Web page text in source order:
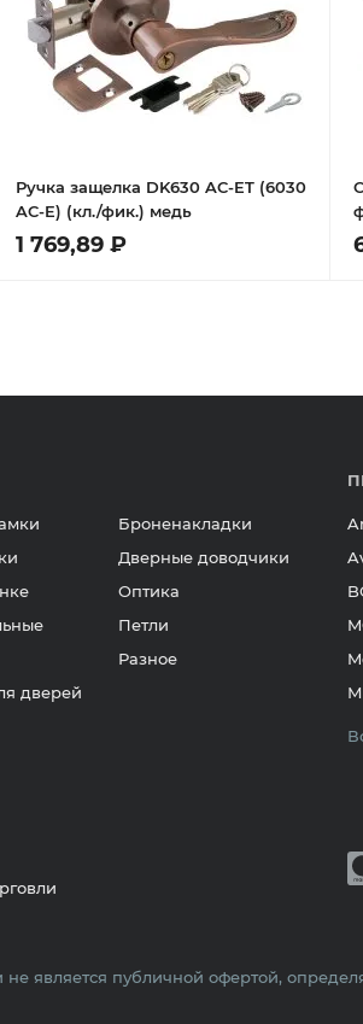
Ручка защелка DK630 AC-ET (6030
AC-E) (кл./фик.) медь
1 769,89 ₽
дверей
Броненакладки
Дверные доводчики
Оптика
Петли
Разное
является публичной офертой,